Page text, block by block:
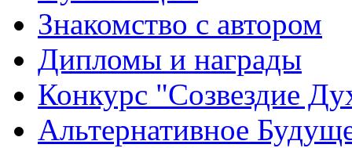
Знакомство с автором
Дипломы и награды
Конкурс "Созвездие
Альтернативное